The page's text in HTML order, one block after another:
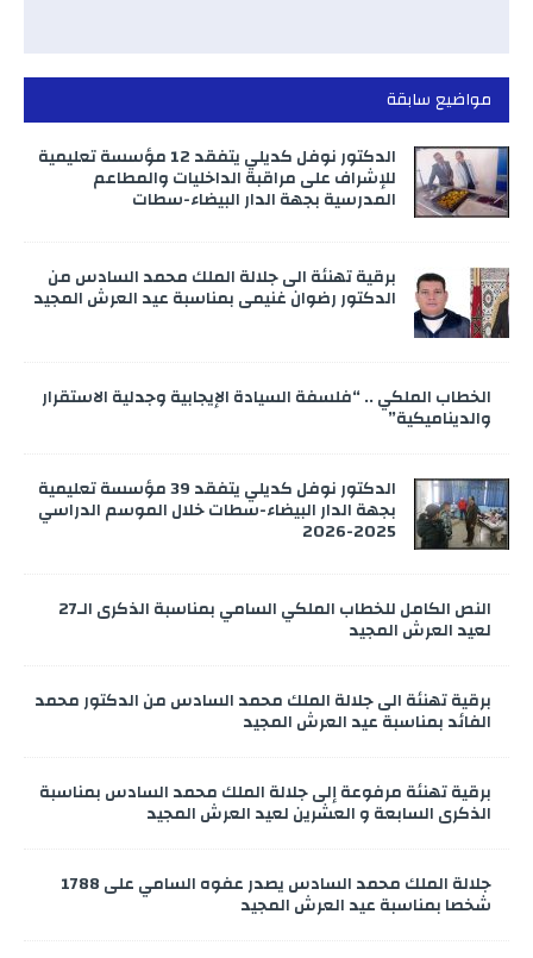
مواضيع سابقة
الدكتور نوفل كديلي يتفقد 12 مؤسسة تعليمية
للإشراف على مراقبة الداخليات والمطاعم
المدرسية بجهة الدار البيضاء-سطات
برقية تهنئة الى جلالة الملك محمد السادس من
الدكتور رضوان غنيمي بمناسبة عيد العرش المجيد
الخطاب الملكي .. “فلسفة السيادة الإيجابية وجدلية الاستقرار
والديناميكية”
الدكتور نوفل كديلي يتفقد 39 مؤسسة تعليمية
بجهة الدار البيضاء-سطات خلال الموسم الدراسي
2025-2026
النص الكامل للخطاب الملكي السامي بمناسبة الذكرى الـ27
لعيد العرش المجيد
برقية تهنئة الى جلالة الملك محمد السادس من الدكتور محمد
الفائد بمناسبة عيد العرش المجيد
برقية تهنئة مرفوعة إلى جلالة الملك محمد السادس بمناسبة
الذكرى السابعة و العشرين لعيد العرش المجيد
جلالة الملك محمد السادس يصدر عفوه السامي على 1788
شخصا بمناسبة عيد العرش المجيد